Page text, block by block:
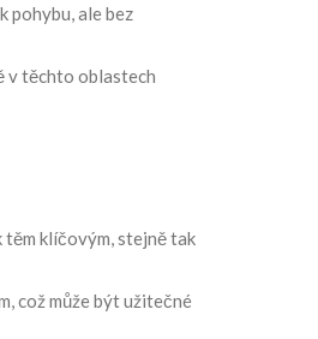
pohybu, ale bez
v těchto oblastech
klíčovým, stejně tak
což může být užitečné